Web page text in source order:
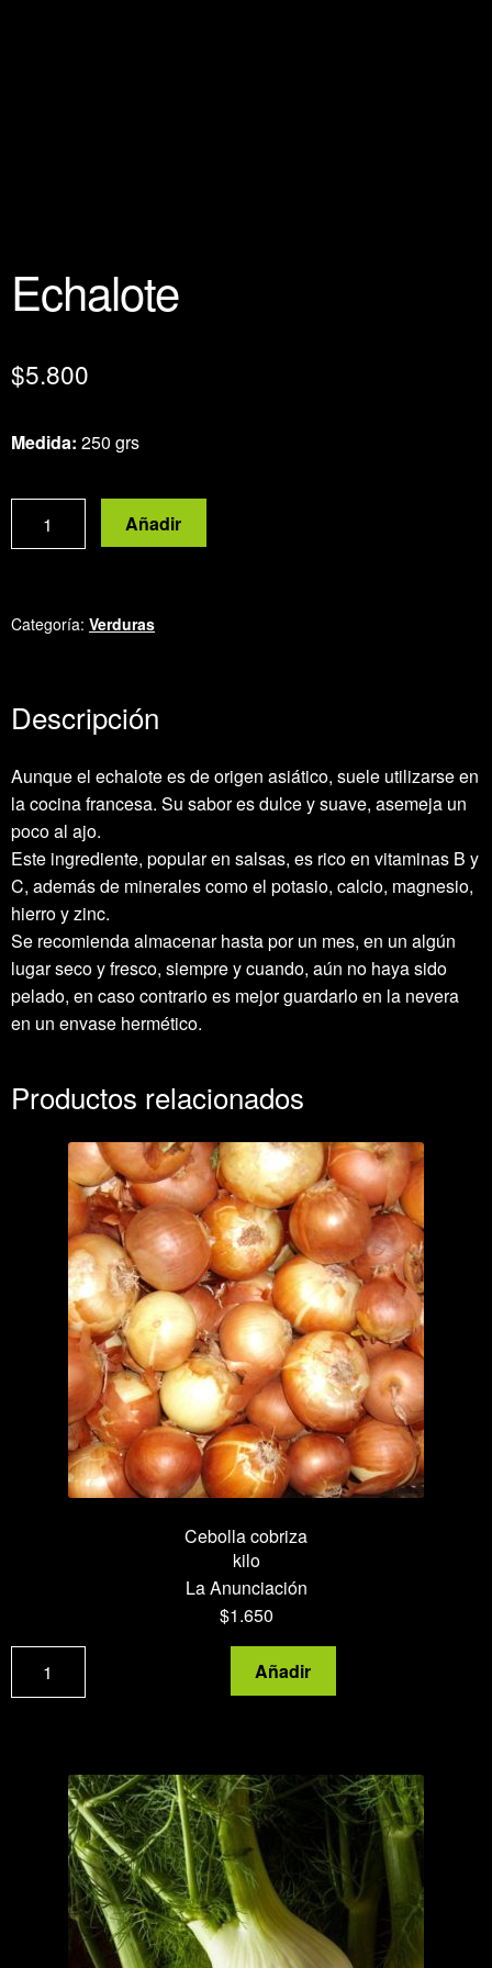
Echalote
$5.800
Medida: 250 grs
cantidad
Añadir
Categoría: Verduras
Descripción
Aunque el echalote es de origen asiático, suele utilizarse en
la cocina francesa. Su sabor es dulce y suave, asemeja un
poco al ajo.
Este ingrediente, popular en salsas, es rico en vitaminas B y
C, además de minerales como el potasio, calcio, magnesio,
hierro y zinc.
Se recomienda almacenar hasta por un mes, en un algún
lugar seco y fresco, siempre y cuando, aún no haya sido
pelado, en caso contrario es mejor guardarlo en la nevera
en un envase hermético.
Productos relacionados
Cebolla cobriza
kilo
La Anunciación
$1.650
Cebolla
cobriza
Añadir